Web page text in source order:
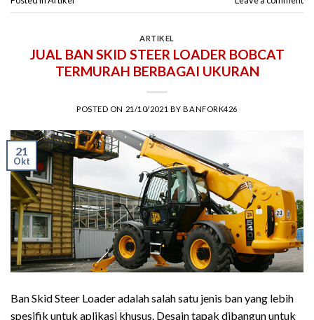
ARTIKEL
JUAL BAN SKID STEER LOADER BOBCAT
TERMURAH BERBAGAI UKURAN
POSTED ON 21/10/2021 BYBANFORK426
21
Okt
Ban Skid Steer Loader adalah salah satu jenis ban yang lebih
spesifik untuk aplikasi khusus. Desain tapak dibangun untuk